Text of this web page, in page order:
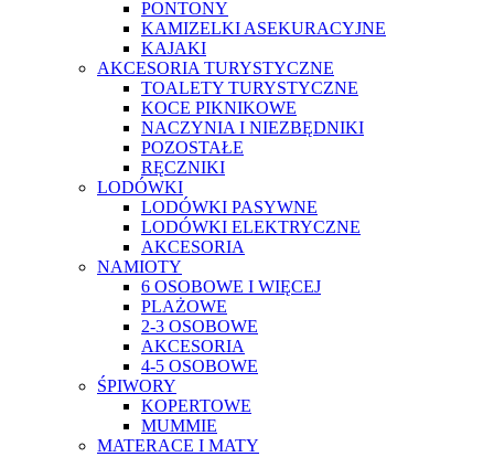
PONTONY
KAMIZELKI ASEKURACYJNE
KAJAKI
AKCESORIA TURYSTYCZNE
TOALETY TURYSTYCZNE
KOCE PIKNIKOWE
NACZYNIA I NIEZBĘDNIKI
POZOSTAŁE
RĘCZNIKI
LODÓWKI
LODÓWKI PASYWNE
LODÓWKI ELEKTRYCZNE
AKCESORIA
NAMIOTY
6 OSOBOWE I WIĘCEJ
PLAŻOWE
2-3 OSOBOWE
AKCESORIA
4-5 OSOBOWE
ŚPIWORY
KOPERTOWE
MUMMIE
MATERACE I MATY